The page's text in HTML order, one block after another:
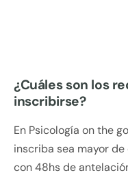
¿Cuáles son los
inscribirse?
En Psicología on the
inscriba sea mayor
con 48hs de